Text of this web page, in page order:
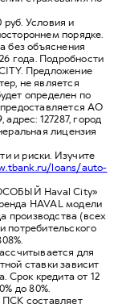
руб. Условия и
порядке.
без объяснения
года. Подробности
Предложение
не является
определен по
АО
127287, город
лицензия
и риски. Изучите
loans/auto-
Haval City»
HAVAL модели
производства (всех
потребительского
для
ставки зависит
Срок кредита от 12
до 80%.
ПСК составляет